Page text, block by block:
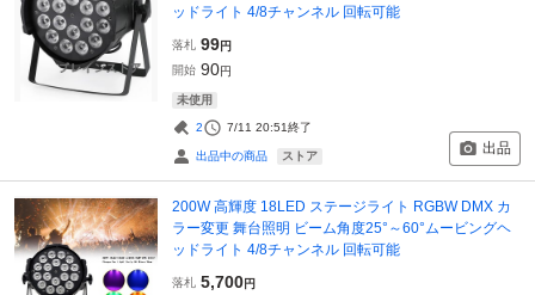
ッドライト 4/8チャンネル 回転可能
落札 99円
開始 90円
未使用
2 7/11 20:51終了
出品中の商品 ストア 出品
200W 高輝度 18LED ステージライト RGBW DMX カ
ラー変更 舞台照明 ビーム角度25°～60°ムービングヘ
ッドライト 4/8チャンネル 回転可能
落札 5,700円